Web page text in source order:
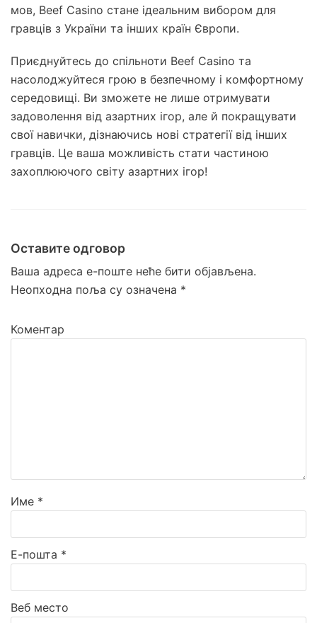
мов, Beef Casino стане ідеальним вибором для
гравців з України та інших країн Європи.
Приєднуйтесь до спільноти Beef Casino та
насолоджуйтеся грою в безпечному і комфортному
середовищі. Ви зможете не лише отримувати
задоволення від азартних ігор, але й покращувати
свої навички, дізнаючись нові стратегії від інших
гравців. Це ваша можливість стати частиною
захоплюючого світу азартних ігор!
Оставите одговор
Ваша адреса е-поште неће бити објављена.
Неопходна поља су означена *
Коментар
Име *
Е-пошта *
Веб место